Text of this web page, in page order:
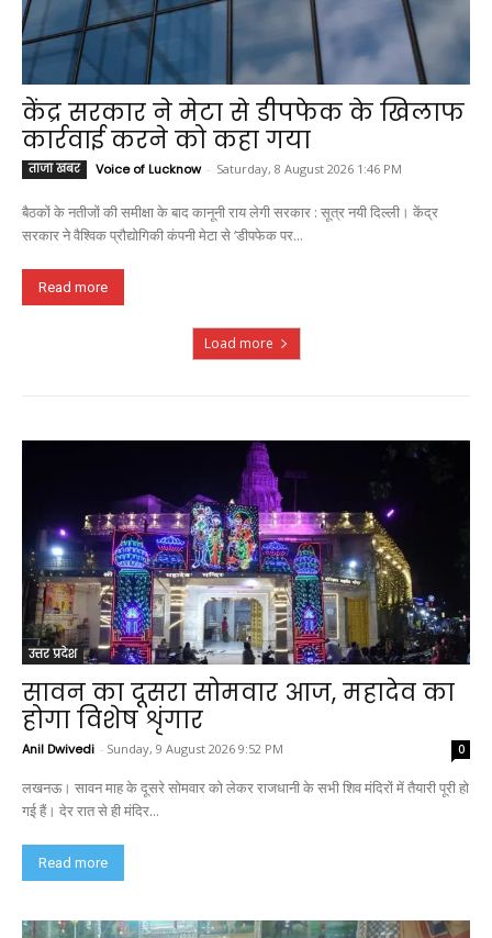
केंद्र सरकार ने मेटा से डीपफेक के खिलाफ
कार्रवाई करने को कहा गया
ताजा खबर Voice of Lucknow - Saturday, 8 August 2026 1:46 PM
बैठकों के नतीजों की समीक्षा के बाद कानूनी राय लेगी सरकार : सूत्र नयी दिल्ली। केंद्र
सरकार ने वैश्विक प्रौद्योगिकी कंपनी मेटा से ‘डीपफेक पर...
Read more
Load more
उत्तर प्रदेश
सावन का दूसरा सोमवार आज, महादेव का
होगा विशेष शृंगार
Anil Dwivedi - Sunday, 9 August 2026 9:52 PM 0
लखनऊ। सावन माह के दूसरे सोमवार को लेकर राजधानी के सभी शिव मंदिरों में तैयारी पूरी हो
गई हैं। देर रात से ही मंदिर...
Read more